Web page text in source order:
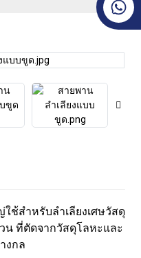
ช้สำหรับลำเลียงเศษวัสดุ
น ที่ตัดจากวัสดุโลหะและ
งกล